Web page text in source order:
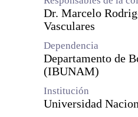
Dr. Marcelo
Vasculares
Dependencia
Departamento de
(IBUNAM)
Institución
Universidad